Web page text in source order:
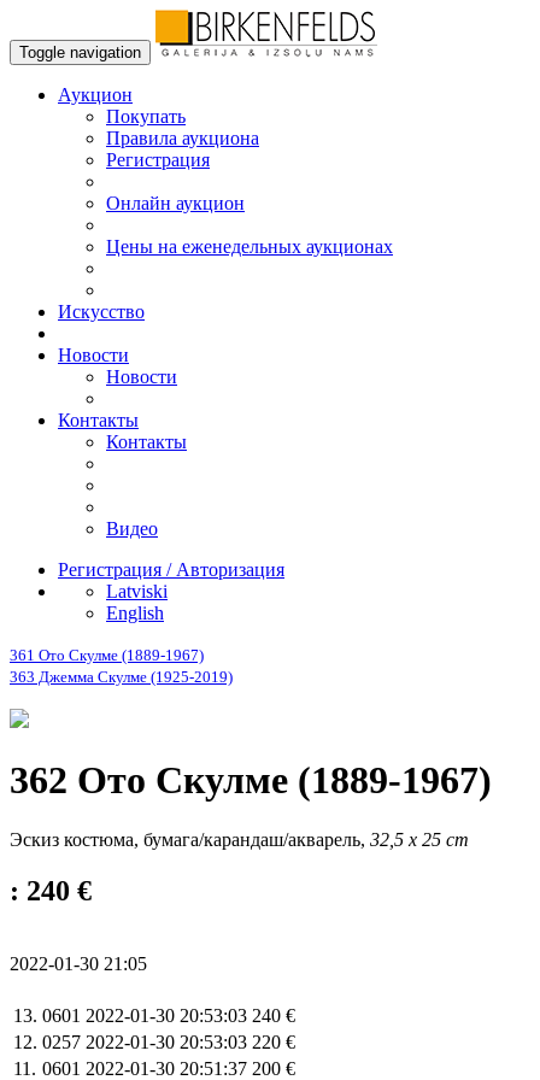
Toggle navigation
Аукцион
Пoкупать
Правила аукциона
Регистрация
Онлайн аукцион
Цены на еженедельных аукционах
Искусствo
Новости
Новости
Контакты
Контакты
Видео
Регистрация / Авторизация
Latviski
English
361 Ото Скулме (1889-1967)
363 Джемма Скулме (1925-2019)
362 Ото Скулме (1889-1967)
Эскиз костюма, бумага/карандаш/акварель, 32,5 x 25 cm
: 240 €
2022-01-30 21:05
13. 0601 2022-01-30 20:53:03 240 €
12. 0257 2022-01-30 20:53:03 220 €
11. 0601 2022-01-30 20:51:37 200 €